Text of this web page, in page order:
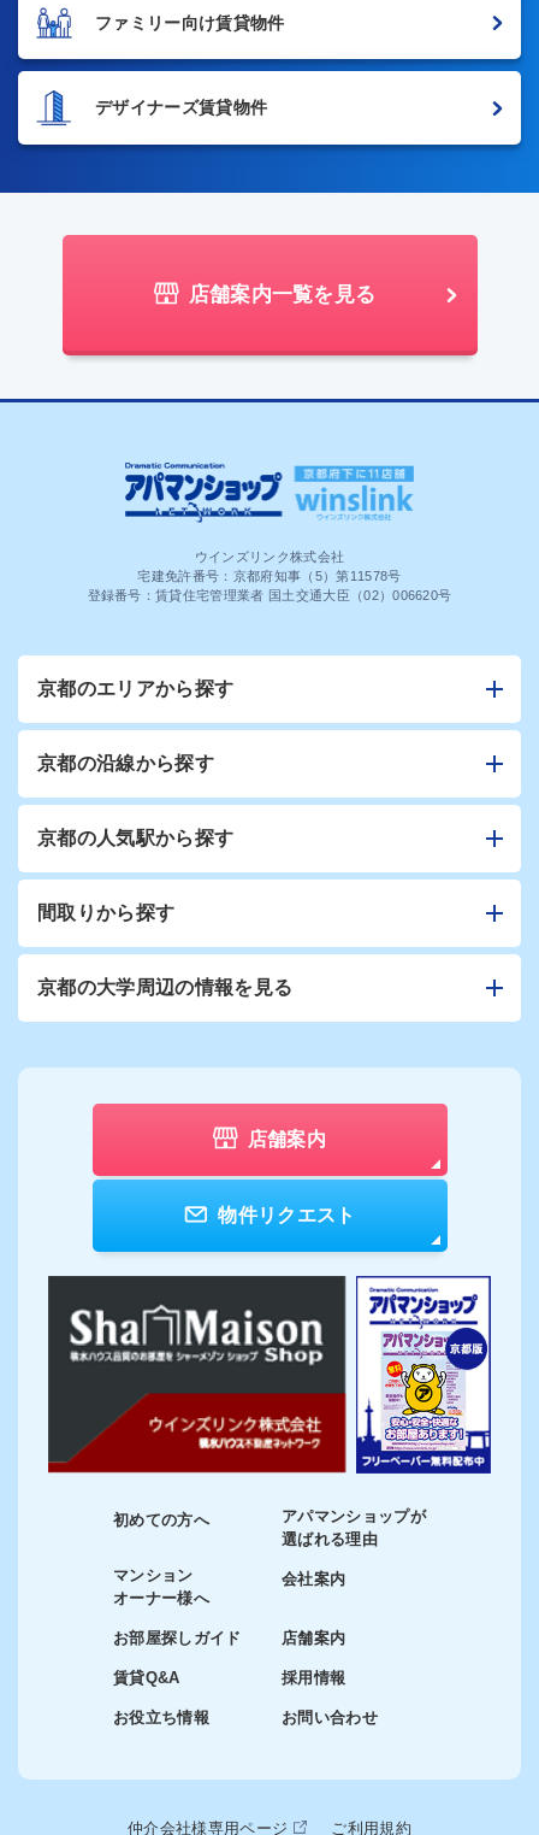
ファミリー向け賃貸物件
デザイナーズ賃貸物件
店舗案内一覧を見る
ウインズリンク株式会社
宅建免許番号：京都府知事（5）第11578号
登録番号：賃貸住宅管理業者 国土交通大臣（02）006620号
京都のエリアから探す
京都の沿線から探す
京都の人気駅から探す
間取りから探す
京都の大学周辺の情報を見る
店舗案内
物件リクエスト
初めての方へ
マンション
オーナー様へ
お部屋探しガイド
賃貸Q&A
お役立ち情報
アパマンショップが
選ばれる理由
会社案内
店舗案内
採用情報
お問い合わせ
仲介会社様専用ページ ご利用規約